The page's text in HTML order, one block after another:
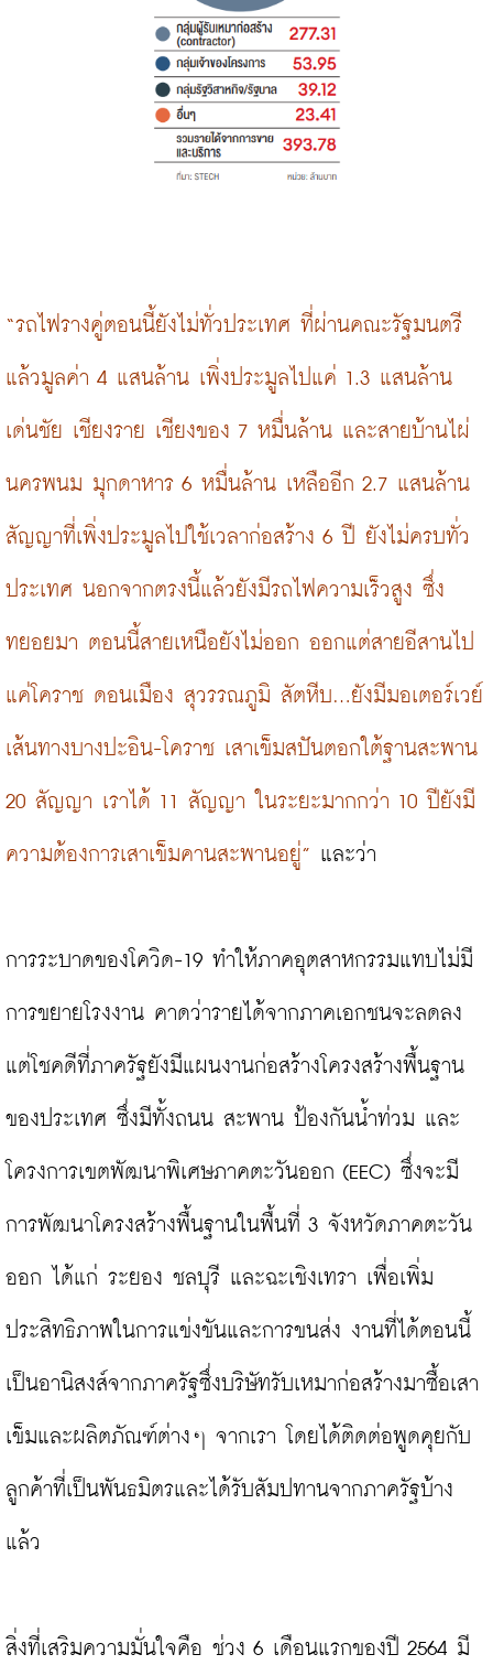
“รถไฟรางคู่ตอนนี้ยังไม่ทั่วประเทศ ที่ผ่านคณะรัฐมนตรี
แล้วมูลค่า 4 แสนล้าน เพิ่งประมูลไปแค่ 1.3 แสนล้าน
เด่นชัย เชียงราย เชียงของ 7 หมื่นล้าน และสายบ้านไผ่
นครพนม มุกดาหาร 6 หมื่นล้าน เหลืออีก 2.7 แสนล้าน
สัญญาที่เพิ่งประมูลไปใช้เวลาก่อสร้าง 6 ปี ยังไม่ครบทั่ว
ประเทศ นอกจากตรงนี้แล้วยังมีรถไฟความเร็วสูง ซึ่ง
ทยอยมา ตอนนี้สายเหนือยังไม่ออก ออกแต่สายอีสานไป
แค่โคราช ดอนเมือง สุวรรณภูมิ สัตหีบ...ยังมีมอเตอร์เวย์
เส้นทางบางปะอิน-โคราช เสาเข็มสปันตอกใต้ฐานสะพาน
20 สัญญา เราได้ 11 สัญญา ในระยะมากกว่า 10 ปียังมี
ความต้องการเสาเข็มคานสะพานอยู่” และว่า
การระบาดของโควิด-19 ทำให้ภาคอุตสาหกรรมแทบไม่มี
การขยายโรงงาน คาดว่ารายได้จากภาคเอกชนจะลดลง
แต่โชคดีที่ภาครัฐยังมีแผนงานก่อสร้างโครงสร้างพื้นฐาน
ของประเทศ ซึ่งมีทั้งถนน สะพาน ป้องกันน้ำท่วม และ
โครงการเขตพัฒนาพิเศษภาคตะวันออก (EEC) ซึ่งจะมี
การพัฒนาโครงสร้างพื้นฐานในพื้นที่ 3 จังหวัดภาคตะวัน
ออก ได้แก่ ระยอง ชลบุรี และฉะเชิงเทรา เพื่อเพิ่ม
ประสิทธิภาพในการแข่งขันและการขนส่ง งานที่ได้ตอนนี้
เป็นอานิสงส์จากภาครัฐซึ่งบริษัทรับเหมาก่อสร้างมาซื้อเสา
เข็มและผลิตภัณฑ์ต่างๆ จากเรา โดยได้ติดต่อพูดคุยกับ
ลูกค้าที่เป็นพันธมิตรและได้รับสัมปทานจากภาครัฐบ้าง
แล้ว
สิ่งที่เสริมความมั่นใจคือ ช่วง 6 เดือนแรกของปี 2564 มี